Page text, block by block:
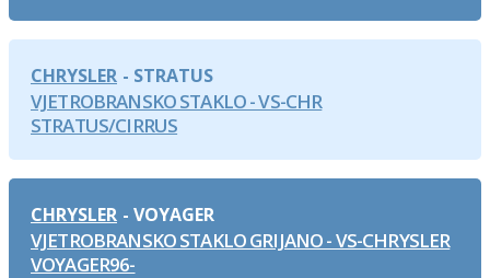
CHRYSLER
VJETROBRANSKO STAKLO - VS-CHR
STRATUS/CIRRUS
STRATUS
CHRYSLER
VJETROBRANSKO STAKLO GRIJANO - VS-CHRYSLER
VOYAGER96-
VOYAGER